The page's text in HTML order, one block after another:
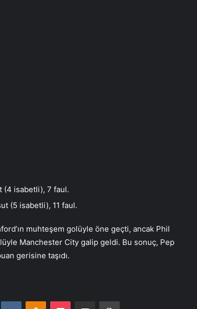
(4 isabetli), 7 faul.
(5 isabetli), 11 faul.
muhteşem golüyle öne geçti, ancak Phil
Manchester City galip geldi. Bu sonuç, Pep
gerisine taşıdı.
VKontakteOdnoklassniki
Pocket E-Posta ile paylaş Yazdır